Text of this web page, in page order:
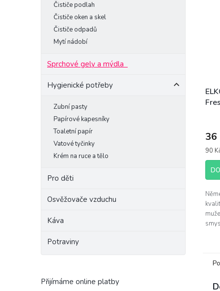
Čističe podlah
Čističe oken a skel
Čističe odpadů
Mytí nádobí
Sprchové gely a mýdla
Hygienické potřeby
Zubní pasty
Papírové kapesníky
Toaletní papír
Vatové tyčinky
Krém na ruce a tělo
Pro děti
Osvěžovače vzduchu
Káva
Potraviny
Přijímáme online platby
36
cena:
90